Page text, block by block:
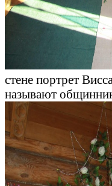
стене портрет
называют